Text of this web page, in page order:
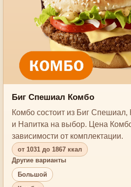
Биг Спешиал Комбо
Комбо состоит из Биг
и Напитка на выбор. Цена
зависимости от комплектации.
от 1031 до 1867 ккал
Другие варианты
Большой